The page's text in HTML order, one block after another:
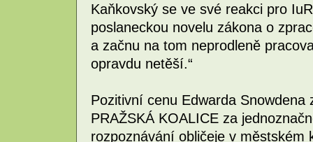
Kaňkovský se ve své reakci pro
poslaneckou novelu zákona o
a začnu na tom neprodleně
opravdu netěší.“
Pozitivní cenu Edwarda
PRAŽSKÁ KOALICE za
rozpoznávání obličeje v městském